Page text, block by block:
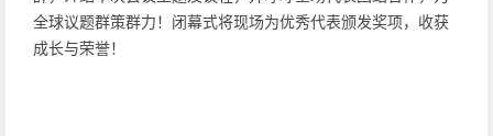
全球议题群策群力！闭幕式将现场为优秀代表颁发奖项，收获
成长与荣誉！